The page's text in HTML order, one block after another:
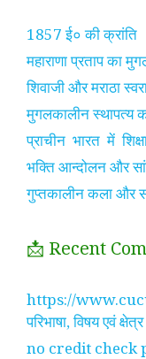
1857 ई० की क्रांति
महाराणा प्रताप का
शिवाजी और मराठा
मुगलकालीन स्थापत्य
प्राचीन भारत में
भक्ति आन्दोलन और
गुप्तकालीन कला और
📩 Recent
https://
परिभाषा, विषय एवं
no credit check